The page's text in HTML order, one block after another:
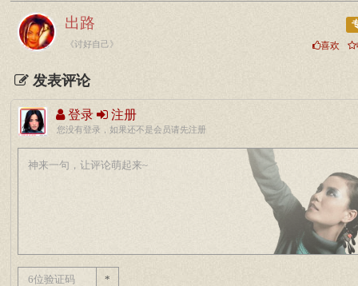
喜欢
出路
《讨好自己》
发表评论
登录 注册
您没有登录，如果还不是会员请先注册
*